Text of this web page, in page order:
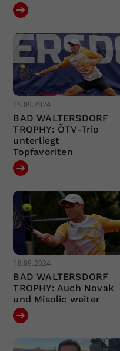
19.09.2024
BAD WALTERSDORF
TROPHY: ÖTV-Trio
unterliegt
Topfavoriten
18.09.2024
BAD WALTERSDORF
TROPHY: Auch Novak
und Misolic weiter